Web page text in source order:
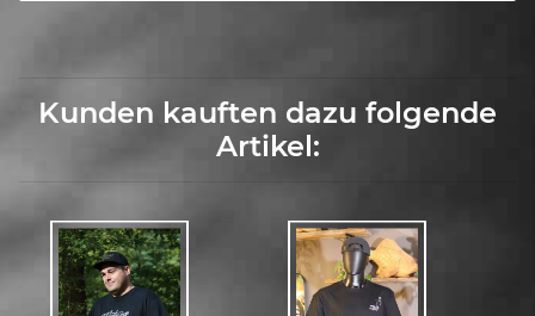
Kunden kauften dazu folgende
Artikel: